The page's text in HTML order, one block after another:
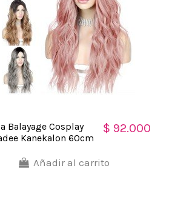
Balayage Cosplay
Kanekalon 60cm
$ 92.000
Añadir al carrito